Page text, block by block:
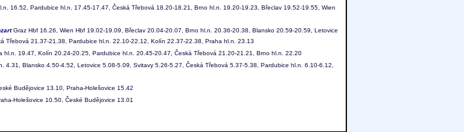
16.52, Pardubice hl.n. 17.45-17.47, Česká Třebová 18.20-18.21, Brno hl.n. 19.20-19.23, Břeclav 19.52-19.55, Wien
Graz Hbf 16.26, Wien Hbf 19.02-19.09, Břeclav 20.04-20.07, Brno hl.n. 20.36-20.38, Blansko 20.59-20.59, Letovice
Třebová 21.37-21.38, Pardubice hl.n. 22.10-22.12, Kolín 22.37-22.38, Praha hl.n. 23.13
hl.n. 19.47, Kolín 20.24-20.25, Pardubice hl.n. 20.45-20.47, Česká Třebová 21.20-21.21, Brno hl.n. 22.20
4.31, Blansko 4.50-4.52, Letovice 5.08-5.09, Svitavy 5.26-5.27, Česká Třebová 5.37-5.38, Pardubice hl.n. 6.10-6.12,
Budějovice 13.10, Praha-Holešovice 15.42
Holešovice 10.50, České Budějovice 13.01